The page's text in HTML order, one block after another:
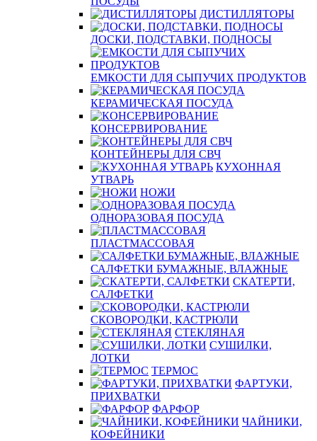
ДИСТИЛЛЯТОРЫ
ДОСКИ, ПОДСТАВКИ, ПОДНОСЫ
ЕМКОСТИ ДЛЯ СЫПУЧИХ ПРОДУКТОВ
КЕРАМИЧЕСКАЯ ПОСУДА
КОНСЕРВИРОВАНИЕ
КОНТЕЙНЕРЫ ДЛЯ СВЧ
КУХОННАЯ
УТВАРЬ
НОЖИ
ОДНОРАЗОВАЯ ПОСУДА
ПЛАСТМАССОВАЯ
САЛФЕТКИ БУМАЖНЫЕ, ВЛАЖНЫЕ
СКАТЕРТИ,
САЛФЕТКИ
СКОВОРОДКИ, КАСТРЮЛИ
СТЕКЛЯНАЯ
СУШИЛКИ,
ЛОТКИ
ТЕРМОС
ФАРТУКИ,
ПРИХВАТКИ
ФАРФОР
ЧАЙНИКИ,
КОФЕЙНИКИ